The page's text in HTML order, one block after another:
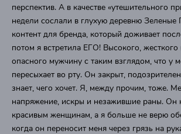
перспектив. А в качестве «утешительного
недели сослали в глухую деревню
контент для бренда, который доживает
потом я встретила ЕГО! Высокого,
опасного мужчину с таким взглядом, что у
пересыхает во рту. Он закрыт,
знает, чего хочет. Я, между прочим, тоже.
напряжение, искры и незажившие раны. Он
красивым женщинам, а я больше не верю
когда он переносит меня через грязь на